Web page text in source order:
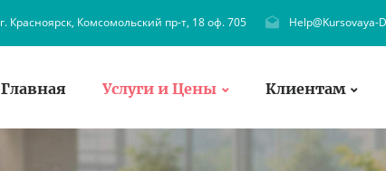
г. Красноярск, Комсомольский пр-т, 18 оф. 705 Help@Kursovaya-
Главная Услуги и Цены Клиентам